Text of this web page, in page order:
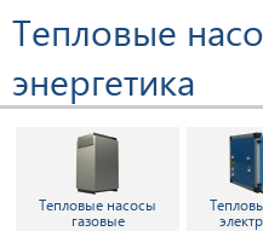
Тепловые
энергетика
Тепловые насосы
газовые